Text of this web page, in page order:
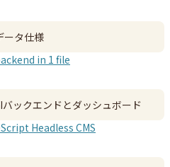
ータ仕様
in 1 file
ックエンドとダッシュボード
Headless CMS